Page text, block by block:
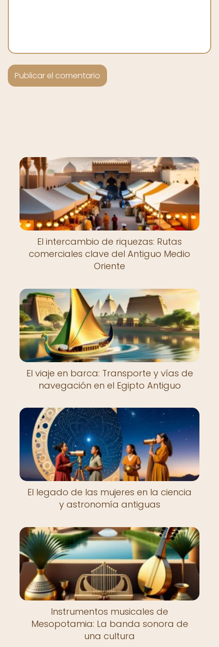
El intercambio de riquezas: Rutas
comerciales clave del Antiguo Medio
Oriente
El viaje en barca: Transporte y vías de
navegación en el Egipto Antiguo
El legado de las mujeres en la ciencia
y astronomía antiguas
Instrumentos musicales de
Mesopotamia: La banda sonora de
una cultura